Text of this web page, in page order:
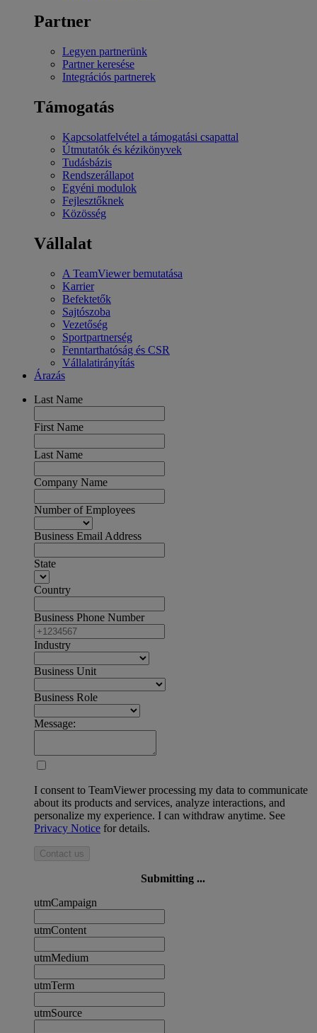
Partner
Legyen partnerünk
Partner keresése
Integrációs partnerek
Támogatás
Kapcsolatfelvétel a támogatási csapattal
Útmutatók és kézikönyvek
Tudásbázis
Rendszerállapot
Egyéni modulok
Fejlesztőknek
Közösség
Vállalat
A TeamViewer bemutatása
Karrier
Befektetők
Sajtószoba
Vezetőség
Sportpartnerség
Fenntarthatóság és CSR
Vállalatirányítás
Árazás
Last Name
First Name
Last Name
Company Name
Number of Employees
Business Email Address
State
Country
Business Phone Number
Industry
Business Unit
Business Role
Message:
I consent to TeamViewer processing my data to communicate
about its products and services, analyze interactions, and
personalize my experience. I can withdraw anytime. See
Privacy Notice for details.
Contact us
Submitting ...
utmCampaign
utmContent
utmMedium
utmTerm
utmSource